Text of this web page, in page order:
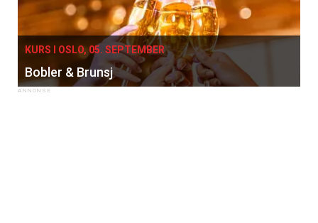
KURS I OSLO, 05. SEPTEMBER
Bobler & Brunsj